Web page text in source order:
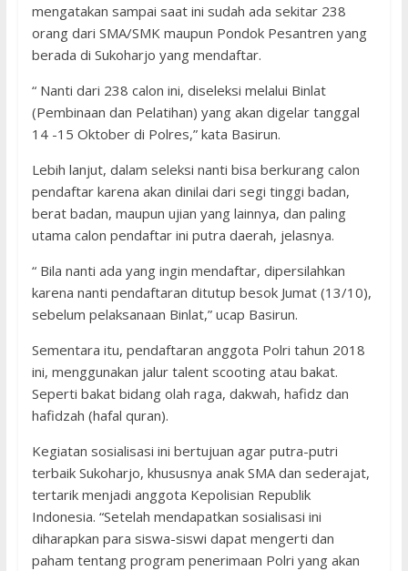
mengatakan sampai saat ini sudah ada sekitar 238
orang dari SMA/SMK maupun Pondok Pesantren yang
berada di Sukoharjo yang mendaftar.
“ Nanti dari 238 calon ini, diseleksi melalui Binlat
(Pembinaan dan Pelatihan) yang akan digelar tanggal
14 -15 Oktober di Polres,” kata Basirun.
Lebih lanjut, dalam seleksi nanti bisa berkurang calon
pendaftar karena akan dinilai dari segi tinggi badan,
berat badan, maupun ujian yang lainnya, dan paling
utama calon pendaftar ini putra daerah, jelasnya.
“ Bila nanti ada yang ingin mendaftar, dipersilahkan
karena nanti pendaftaran ditutup besok Jumat (13/10),
sebelum pelaksanaan Binlat,” ucap Basirun.
Sementara itu, pendaftaran anggota Polri tahun 2018
ini, menggunakan jalur talent scooting atau bakat.
Seperti bakat bidang olah raga, dakwah, hafidz dan
hafidzah (hafal quran).
Kegiatan sosialisasi ini bertujuan agar putra-putri
terbaik Sukoharjo, khususnya anak SMA dan sederajat,
tertarik menjadi anggota Kepolisian Republik
Indonesia. “Setelah mendapatkan sosialisasi ini
diharapkan para siswa-siswi dapat mengerti dan
paham tentang program penerimaan Polri yang akan